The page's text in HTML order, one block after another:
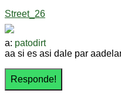
Street_26
a: patodirt
aa si es asi dale par